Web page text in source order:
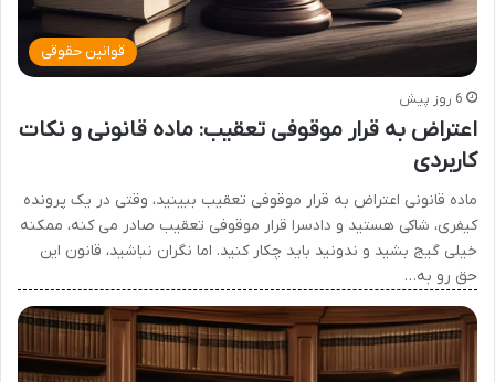
قوانین حقوقی
6 روز پیش
اعتراض به قرار موقوفی تعقیب: ماده قانونی و نکات
کاربردی
ماده قانونی اعتراض به قرار موقوفی تعقیب ببینید، وقتی در یک پرونده
کیفری، شاکی هستید و دادسرا قرار موقوفی تعقیب صادر می کنه، ممکنه
خیلی گیج بشید و ندونید باید چکار کنید. اما نگران نباشید، قانون این
حق رو به…